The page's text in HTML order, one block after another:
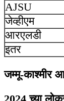
AJSU
जेव्हीएम
आरएलडी
इतर
जम्मू-काश्मीर